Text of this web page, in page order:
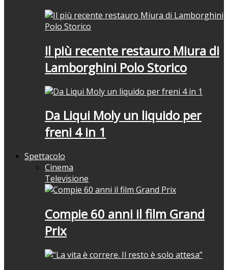
Il più recente restauro Miura di
Lamborghini Polo Storico
Da Liqui Moly un liquido per
freni 4 in 1
Spettacolo
Cinema
Televisione
Compie 60 anni il film Grand
Prix